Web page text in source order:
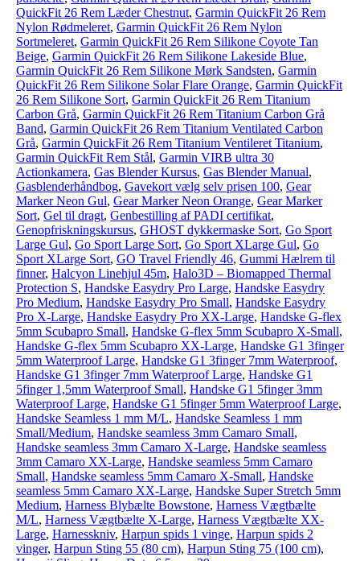
QuickFit 26 Rem Læder Chestnut, Garmin QuickFit 26 Rem
Nylon Rødmeleret, Garmin QuickFit 26 Rem Nylon
Sortmeleret, Garmin QuickFit 26 Rem Silikone Coyote Tan
Beige, Garmin QuickFit 26 Rem Silikone Lakeside Blue,
Garmin QuickFit 26 Rem Silikone Mørk Sandsten, Garmin
QuickFit 26 Rem Silikone Solar Flare Orange, Garmin QuickFit
26 Rem Silikone Sort, Garmin QuickFit 26 Rem Titanium
Carbon Grå, Garmin QuickFit 26 Rem Titanium Carbon Grå
Band, Garmin QuickFit 26 Rem Titanium Ventilated Carbon
Grå, Garmin QuickFit 26 Rem Titanium Ventileret Titanium,
Garmin QuickFit Rem Stål, Garmin VIRB ultra 30
Actionkamera, Gas Blender Kursus, Gas Blender Manual,
Gasblenderhåndbog, Gavekort vælg selv prisen 100, Gear
Marker Neon Gul, Gear Marker Neon Orange, Gear Marker
Sort, Gel til dragt, Genbestilling af PADI certifikat,
Genopfriskningskursus, GHOST dykkermaske Sort, Go Sport
Large Gul, Go Sport Large Sort, Go Sport XLarge Gul, Go
Sport XLarge Sort, GO Travel Friendly 46, Gummi Hælrem til
finner, Halcyon Linehjul 45m, Halo3D – Biomapped Thermal
Protection S, Handske Easydry Pro Large, Handske Easydry
Pro Medium, Handske Easydry Pro Small, Handske Easydry
Pro X-Large, Handske Easydry Pro XX-Large, Handske G-flex
5mm Scubapro Small, Handske G-flex 5mm Scubapro X-Small,
Handske G-flex 5mm Scubapro XX-Large, Handske G1 3finger
5mm Waterproof Large, Handske G1 3finger 7mm Waterproof,
Handske G1 3finger 7mm Waterproof Large, Handske G1
5finger 1,5mm Waterproof Small, Handske G1 5finger 3mm
Waterproof Large, Handske G1 5finger 5mm Waterproof Large,
Handske Seamless 1 mm M/L, Handske Seamless 1 mm
Small/Medium, Handske seamless 3mm Camaro Small,
Handske seamless 3mm Camaro X-Large, Handske seamless
3mm Camaro XX-Large, Handske seamless 5mm Camaro
Small, Handske seamless 5mm Camaro X-Small, Handske
seamless 5mm Camaro XX-Large, Handske Super Stretch 5mm
Medium, Harness Blybælte Bowstone, Harness Vægtbælte
M/L, Harness Vægtbælte X-Large, Harness Vægtbælte XX-
Large, Harnesskniv, Harpun spids 1 vinge, Harpun spids 2
vinger, Harpun Sting 55 (80 cm), Harpun Sting 75 (100 cm),